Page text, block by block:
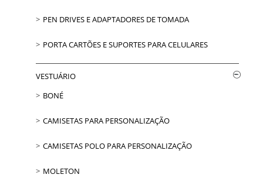
PEN DRIVES E ADAPTADORES DE TOMADA
PORTA CARTÕES E SUPORTES PARA CELULARES
VESTUÁRIO
BONÉ
CAMISETAS PARA PERSONALIZAÇÃO
CAMISETAS POLO PARA PERSONALIZAÇÃO
MOLETON